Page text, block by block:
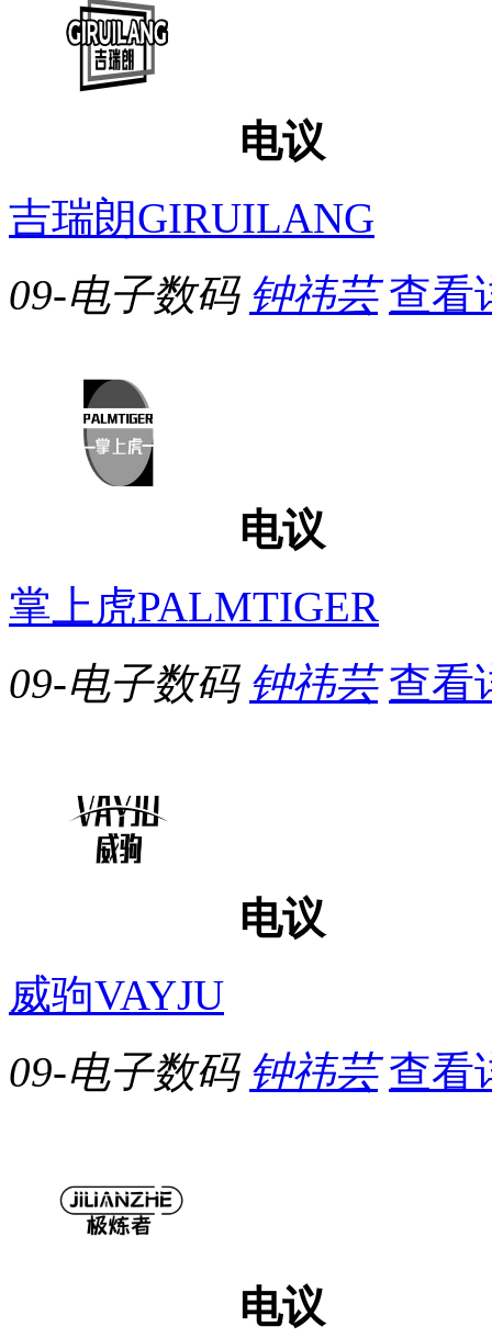
电议
吉瑞朗GIRUILANG
09-电子数码 钟祎芸 查看
电议
掌上虎PALMTIGER
09-电子数码 钟祎芸 查看
电议
威驹VAYJU
09-电子数码 钟祎芸 查看
电议